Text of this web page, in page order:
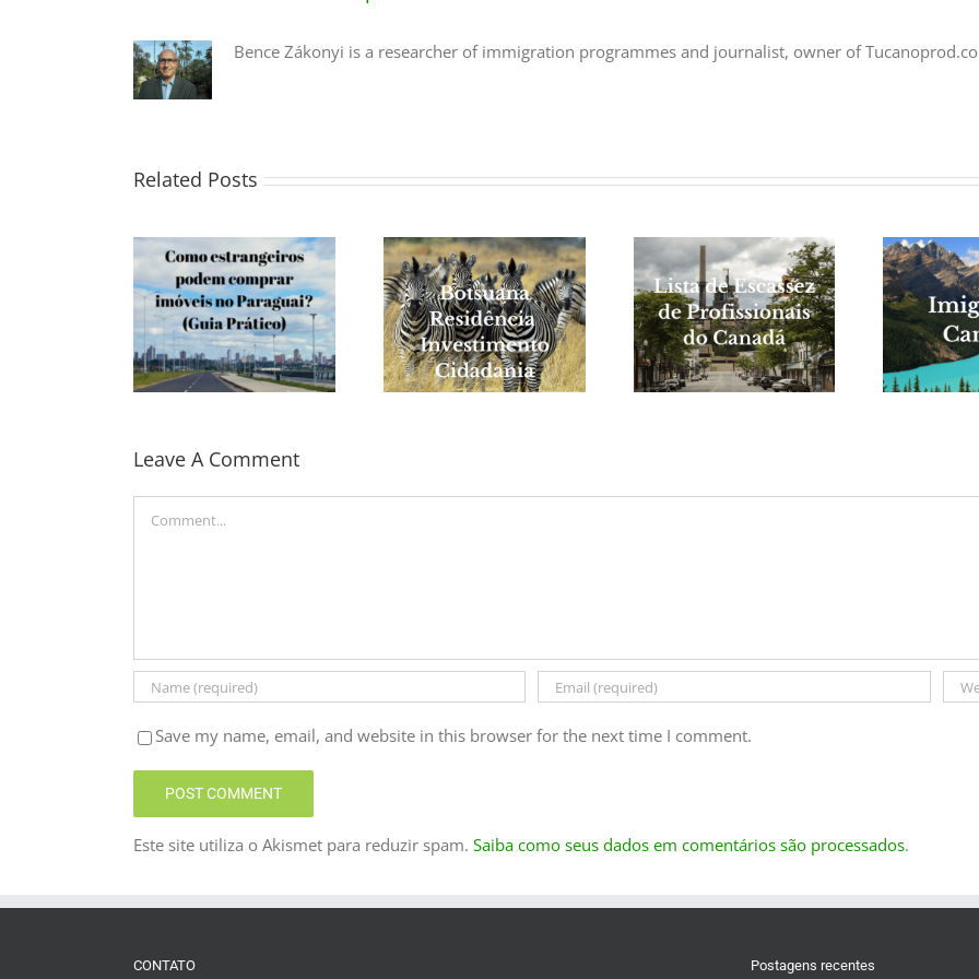
Bence Zákonyi is a researcher of immigration programmes and journalist, owner of
Related Posts
Leave A Comment
Save my name, email, and website in this browser for the next time I comment.
Este site utiliza o Akismet para reduzir spam. Saiba como seus dados em comentários são processados.
CONTATO Postagens recentes